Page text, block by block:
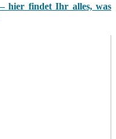
hier findet Ihr alles, was